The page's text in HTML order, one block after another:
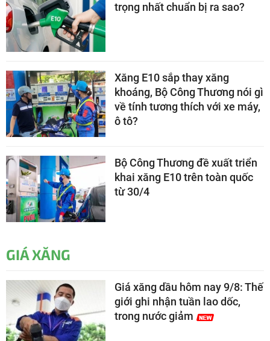
trọng nhất chuẩn bị ra sao?
Xăng E10 sắp thay xăng
khoáng, Bộ Công Thương nói gì
về tính tương thích với xe máy,
ô tô?
Bộ Công Thương đề xuất triển
khai xăng E10 trên toàn quốc
từ 30/4
GIÁ XĂNG
Giá xăng dầu hôm nay 9/8: Thế
giới ghi nhận tuần lao dốc,
trong nước giảm